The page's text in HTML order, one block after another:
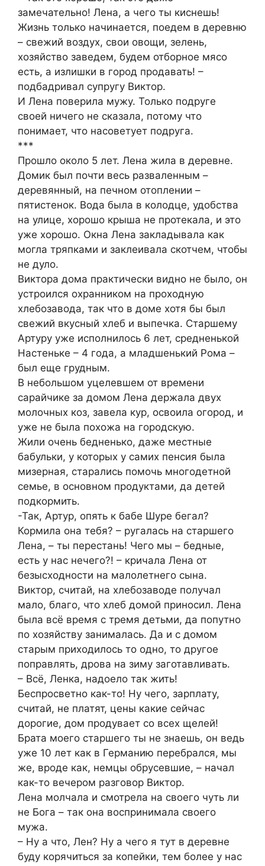
замечательно! Лена, а чего ты киснешь!
Жизнь только начинается, поедем в деревню
– свежий воздух, свои овощи, зелень,
хозяйство заведем, будем отборное мясо
есть, а излишки в город продавать! –
подбадривал супругу Виктор.
И Лена поверила мужу. Только подруге
своей ничего не сказала, потому что
понимает, что насоветует подруга.
***
Прошло около 5 лет. Лена жила в деревне.
Домик был почти весь разваленным –
деревянный, на печном отоплении –
пятистенок. Вода была в колодце, удобства
на улице, хорошо крыша не протекала, и это
уже хорошо. Окна Лена закладывала как
могла тряпками и заклеивала скотчем, чтобы
не дуло.
Виктора дома практически видно не было, он
устроился охранником на проходную
хлебозавода, так что в доме хотя бы был
свежий вкусный хлеб и выпечка. Старшему
Артуру уже исполнилось 6 лет, средненькой
Настеньке – 4 года, а младшенький Рома –
был еще грудным.
В небольшом уцелевшем от времени
сарайчике за домом Лена держала двух
молочных коз, завела кур, освоила огород, и
уже не была похожа на городскую.
Жили очень бедненько, даже местные
бабульки, у которых у самих пенсия была
мизерная, старались помочь многодетной
семье, в основном продуктами, да детей
подкормить.
-Так, Артур, опять к бабе Шуре бегал?
Кормила она тебя? – ругалась на старшего
Лена, – ты перестань! Чего мы – бедные,
есть у нас нечего?! – кричала Лена от
безысходности на малолетнего сына.
Виктор, считай, на хлебозаводе получал
мало, благо, что хлеб домой приносил. Лена
была всё время с тремя детьми, да попутно
по хозяйству занималась. Да и с домом
старым приходилось то одно, то другое
поправлять, дрова на зиму заготавливать.
– Всё, Ленка, надоело так жить!
Беспросветно как-то! Ну чего, зарплату,
считай, не платят, цены какие сейчас
дорогие, дом продувает со всех щелей!
Брата моего старшего ты не знаешь, он ведь
уже 10 лет как в Германию перебрался, мы
же, вроде как, немцы обрусевшие, – начал
как-то вечером разговор Виктор.
Лена молчала и смотрела на своего чуть ли
не Бога – так она воспринимала своего
мужа.
– Ну а что, Лен? Ну а чего я тут в деревне
буду корячиться за копейки, тем более у нас